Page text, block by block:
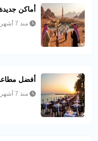
أماكن جديدة
منذ 7 أشهر
أفضل
منذ 7 أشهر